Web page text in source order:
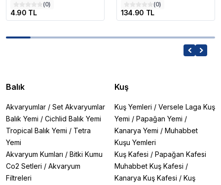
(0)
4.90 TL
(0)
134.90 TL
Balık
Akvaryumlar / Set Akvaryumlar
Balık Yemi / Cichlid Balık Yemi
Tropical Balık Yemi / Tetra
Yemi
Akvaryum Kumları / Bitki Kumu
Co2 Setleri / Akvaryum
Filtreleri
Kuş
Kuş Yemleri / Versele Laga Kuş
Yemi / Papağan Yemi /
Kanarya Yemi / Muhabbet
Kuşu Yemleri
Kuş Kafesi / Papağan Kafesi
Muhabbet Kuş Kafesi /
Kanarya Kuş Kafesi / Kuş